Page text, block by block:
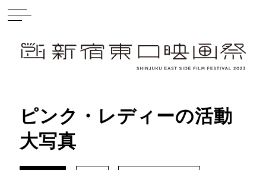
ピンク・レディーの活動
大写真